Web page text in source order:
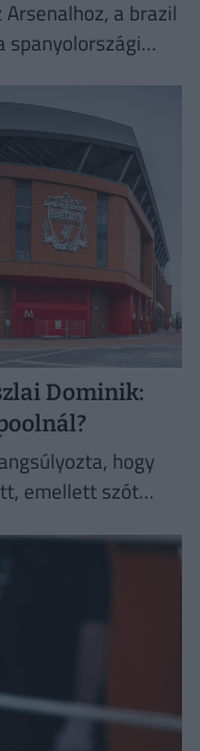
a brazil
spanyolországi
Dominik:
hogy
emellett szót